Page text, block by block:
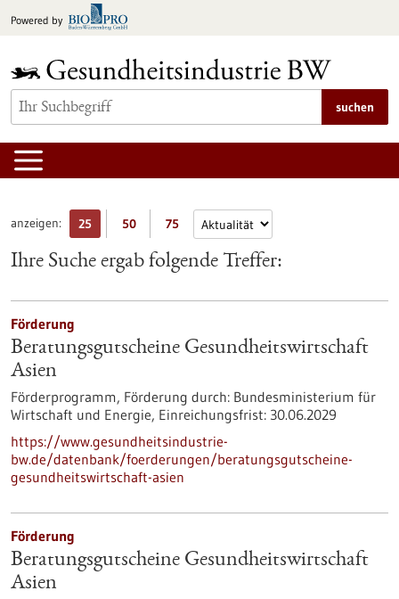
Inhalt
Powered by
suchen
anzeigen: 25 50 75
Ihre Suche ergab folgende Treffer:
Förderung
Beratungsgutscheine Gesundheitswirtschaft
Asien
Förderprogramm, Förderung durch: Bundesministerium für
Wirtschaft und Energie, Einreichungsfrist: 30.06.2029
https://www.gesundheitsindustrie-
bw.de/datenbank/foerderungen/beratungsgutscheine-
gesundheitswirtschaft-asien
Förderung
Beratungsgutscheine Gesundheitswirtschaft
Asien